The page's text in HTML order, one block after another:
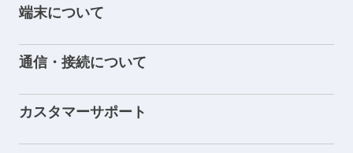
端末について
通信・接続について
カスタマーサポート